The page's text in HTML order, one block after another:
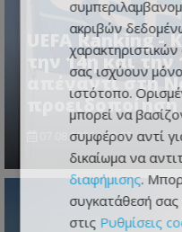
UEFA Ranking
την 14η και
απέναντι στη
07.08.2026 - 08:55
ακριβών
σας ισχύουν
ιστότοπο.
μπορεί να
συμφέρον αντί
δικαίωμα να
διαφήμισης.
συγκατάθεσή
στις Ρυθμίσεις